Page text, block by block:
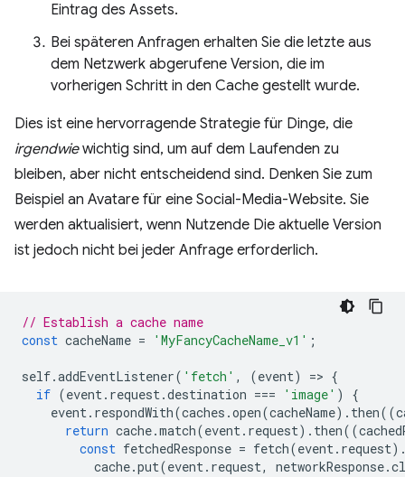
Eintrag des Assets.
Bei späteren Anfragen erhalten Sie die letzte aus
dem Netzwerk abgerufene Version, die im
vorherigen Schritt in den Cache gestellt wurde.
Dies ist eine hervorragende Strategie für Dinge, die
irgendwiewichtig sind, um auf dem Laufenden zu
bleiben, aber nicht entscheidend sind. Denken Sie zum
Beispiel an Avatare für eine Social-Media-Website. Sie
werden aktualisiert, wenn Nutzende Die aktuelle Version
ist jedoch nicht bei jeder Anfrage erforderlich.
// Establish a cache name
const cacheName = 'MyFancyCacheName_v1' ;
self.addEventListener( 'fetch' , (event) => {
if (event. request.destination === 'image' )
{
event. respondWith(caches .open(cacheName). then((
return cache.match(event. request). then((
const fetchedResponse = fetch(event. request
cache.put(event. request, networkResponse.